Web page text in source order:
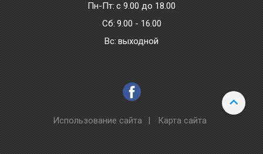
Пн-Пт:с 9.00 до 18.00
Сб: 9.00 - 16.00
Bc: выходной
Использование сайта | Карта сайта